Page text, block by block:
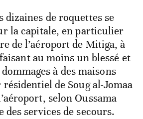
dizaines de roquettes se
la capitale, en particulier
de l’aéroport de Mitiga, à
au moins un blessé et
à des maisons
de Soug al-Jomaa
selon Oussama
services de secours.